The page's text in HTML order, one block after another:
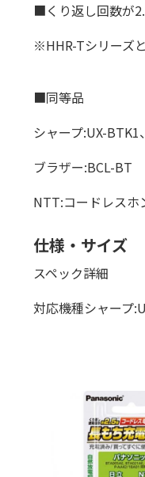
■くり返し回数が
※HHR-Tシリーズ
■同等品
シャープ:UX-BTK1
ブラザー:BCL-BT
NTT:コードレスホ
仕様・サイズ
スペック詳細
対応機種シャープ